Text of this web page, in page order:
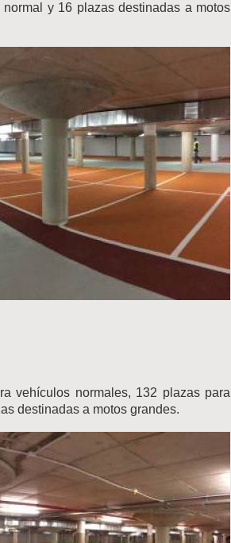
y 16 plazas destinadas a motos
vehículos normales, 132 plazas para
destinadas a motos grandes.